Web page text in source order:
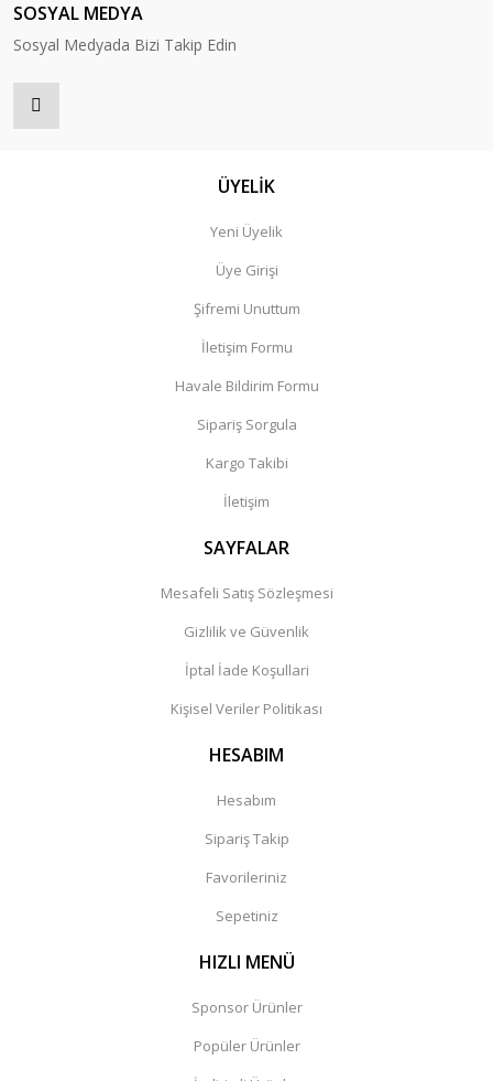
SOSYAL MEDYA
Sosyal Medyada Bizi Takip Edin
ÜYELİK
Yeni Üyelik
Üye Girişi
Şifremi Unuttum
İletişim Formu
Havale Bildirim Formu
Sipariş Sorgula
Kargo Takibi
İletişim
SAYFALAR
Mesafeli Satış Sözleşmesi
Gizlilik ve Güvenlik
İptal İade Koşullari
Kişisel Veriler Politikası
HESABIM
Hesabım
Sipariş Takip
Favorileriniz
Sepetiniz
HIZLI MENÜ
Sponsor Ürünler
Popüler Ürünler